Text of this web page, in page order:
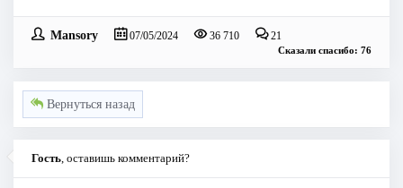
Mansory 07/05/2024 36 710 21
Сказали спасибо: 76
Вернуться назад
Гость, оставишь комментарий?